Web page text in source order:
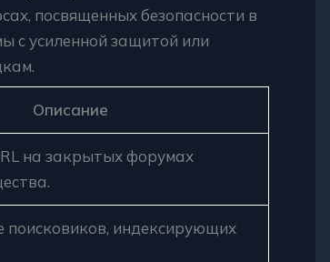
посвященных безопасности в
с усиленной защитой или
Описание
на закрытых форумах
поисковиков, индексирующих